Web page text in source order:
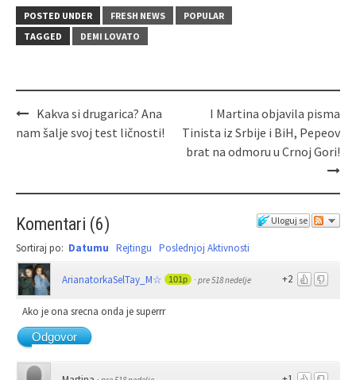
POSTED UNDER FRESH NEWS
POPULAR
TAGGED
DEMI LOVATO
Kakva si drugarica? Ana
nam šalje svoj test ličnosti!
I Martina objavila pisma
Tinista iz Srbije i BiH, Pepeov
brat na odmoru u Crnoj Gori!
Uloguj se
Komentari (6)
Sortiraj po: Datumu Rejtingu Poslednjoj Aktivnosti
+2
ArianatorkaSelTay_M☆ 101p · pre 518 nedelje
Ako je ona srecna onda je superrr
Odgovor